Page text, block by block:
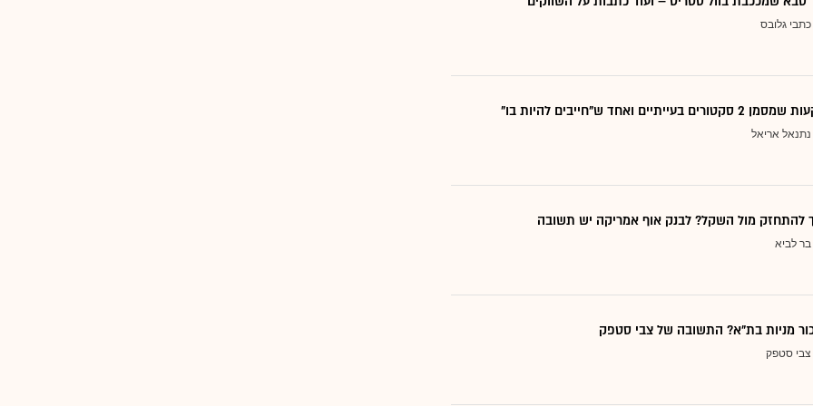
כתבי גלובס
ואחד ש"חייבים להיות בו"
נתנאל אריאל
להתחזק מול השקל? לבנק אוף אמריקה יש תשובה
בר לביא
מניות בת"א? התשובה של צבי סטפק
צבי סטפק